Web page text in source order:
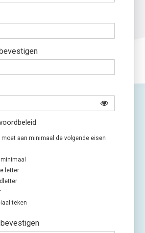
moet aan minimaal de volgende eisen
letter
teken